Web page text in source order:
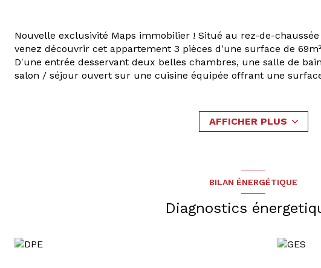
Nouvelle exclusivité Maps immobilier ! Situé au rez-de-
venez découvrir cet appartement 3 pièces d'une surface de
D'une entrée desservant deux belles chambres, une salle de
salon / séjour ouvert sur une cuisine équipée offrant une
Une garage fermé en sous-sol et une cave viennent compléter ce
Le chauffage est électrique par radiateurs.
AFFICHER PLUS
BILAN ÉNERGÉTIQUE
Diagnostics